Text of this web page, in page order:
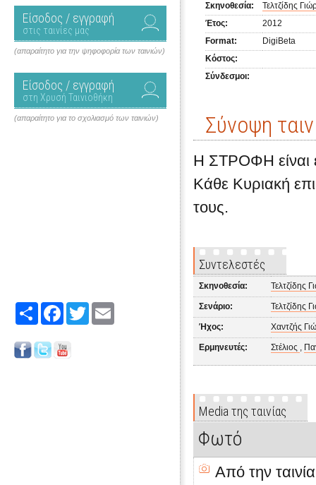
Είσοδος / εγγραφή
στις ταινίες μας
(απαραίτητο για την ψηφοφορία των ταινιών)
Είσοδος / εγγραφή
στη Χρυσή Ταινιοθήκη
(απαραίτητο για το σχολιασμό των ταινιών)
Share FacebookTwitter
Σκηνοθεσία:
Τελτζίδης
Έτος:
2012
Format:
DigiBeta
Κόστος:
Σύνδεσμοι:
Σύνοψη
H ΣΤΡΟΦΗ είναι
Κάθε Κυριακή
τους.
Συντελεστές
Σκηνοθεσία: Τελτζίδης
Σενάριο: Τελτζίδης
Ήχος: Χαντζής
Ερμηνευτές: Στέλιος ,
Media της ταινίας
Φωτό
Από την ταινία